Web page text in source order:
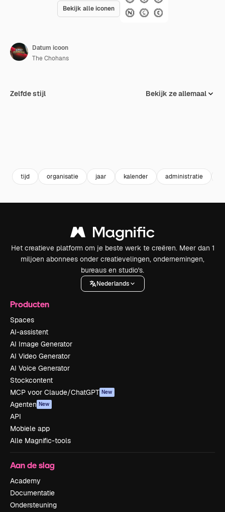
Bekijk alle iconen
Datum icoon
The Chohans
Zelfde stijl Bekijk ze allemaal
tijd organisatie jaar kalender administratie
Het creatieve platform om je beste werk te creëren. Meer dan 1
miljoen abonnees onder creatievelingen, ondernemingen,
bureaus en studio's.
Nederlands
Producten
Spaces
AI-assistent
AI Image Generator
AI Video Generator
AI Voice Generator
Stockcontent
MCP voor Claude/ChatGPT New
Agenten New
API
Mobiele app
Alle Magnific-tools
Aan de slag
Academy
Documentatie
Ondersteuning